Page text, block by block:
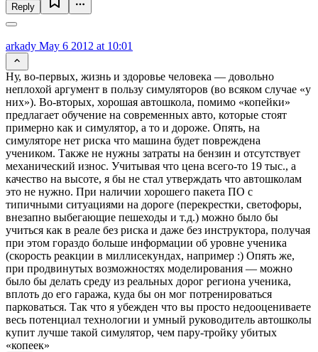
Reply
arkady May 6 2012 at 10:01
Ну, во-первых, жизнь и здоровье человека — довольно
неплохой аргумент в пользу симуляторов (во всяком случае «у
них»). Во-вторых, хорошая автошкола, помимо «копейки»
предлагает обучение на современных авто, которые стоят
примерно как и симулятор, а то и дороже. Опять, на
симуляторе нет риска что машина будет повреждена
учеником. Также не нужны затраты на бензин и отсутствует
механический износ. Учитывая что цена всего-то 19 тыс., а
качество на высоте, я бы не стал утверждать что автошколам
это не нужно. При наличии хорошего пакета ПО с
типичными ситуациями на дороге (перекрестки, светофоры,
внезапно выбегающие пешеходы и т.д.) можно было бы
учиться как в реале без риска и даже без инструктора, получая
при этом гораздо больше информации об уровне ученика
(скорость реакции в миллисекундах, например :) Опять же,
при продвинутых возможностях моделирования — можно
было бы делать среду из реальных дорог региона ученика,
вплоть до его гаража, куда бы он мог потренироваться
парковаться. Так что я убежден что вы просто недооцениваете
весь потенциал технологии и умный руководитель автошколы
купит лучше такой симулятор, чем пару-тройку убитых
«копеек»